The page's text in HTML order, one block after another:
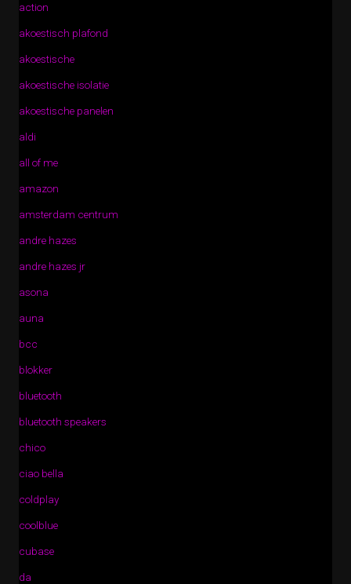
action
akoestisch plafond
akoestische
akoestische isolatie
akoestische panelen
aldi
all of me
amazon
amsterdam centrum
andre hazes
andre hazes jr
asona
auna
bcc
blokker
bluetooth
bluetooth speakers
chico
ciao bella
coldplay
coolblue
cubase
da